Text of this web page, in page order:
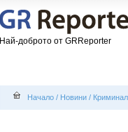
Най-доброто от GRReporter
Начало / Новини /